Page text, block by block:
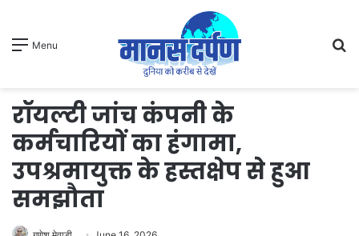
Menu
रॉयल्टी जांच कंपनी के
कर्मचारियों का हंगामा,
उपश्रमायुक्त के हस्तक्षेप से हुआ
समझौता